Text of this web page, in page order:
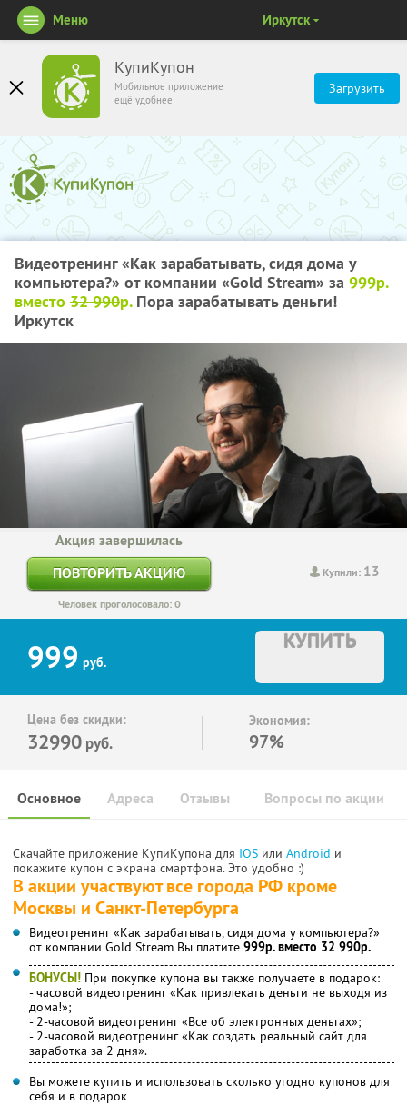
КупиКупон
Мобильное приложение
ещё удобнее
Загрузить
Меню Иркутск
Видеотренинг «Как зарабатывать, сидя дома у
компьютера?» от компании «Gold Stream» за 999р.
вместо 32 990р.Пора зарабатывать деньги!
Иркутск
Купили: 13
Акция завершилась
ПОВТОРИТЬ АКЦИЮ
Человек проголосовало: 0
999 руб.
КУПИТЬ
Цена без скидки:
32990 руб.
Экономия:
97%
Основное Отзывы Вопросы по акции
Адреса
Скачайте приложение КупиКупона для IOS или Android и
покажите купон с экрана смартфона. Это удобно :)
В акции участвуют все города РФ кроме
Москвы и Санкт-Петербурга
Видеотренинг «Как зарабатывать, сидя дома у компьютера?»
от компании Gold Stream Вы платите 999р. вместо 32 990р.
БОНУСЫ! При покупке купона вы также получаете в подарок:
- часовой видеотренинг «Как привлекать деньги не выходя из
дома!»;
- 2-часовой видеотренинг «Все об электронных деньгах»;
- 2-часовой видеотренинг «Как создать реальный сайт для
заработка за 2 дня».
Вы можете купить и использовать сколько угодно купонов для
себя и в подарок